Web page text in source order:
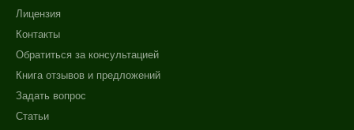
Лицензия
Контакты
Обратиться за консультацией
Книга отзывов и предложений
Задать вопрос
Статьи